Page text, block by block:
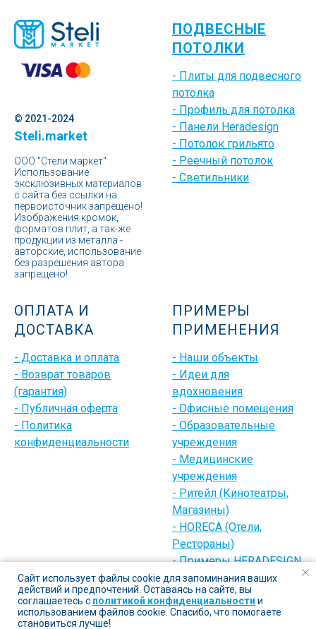
Плиты Профиль
Сайт использует файлы cookie для запоминания ваших
действий и предпочтений. Оставаясь на сайте, вы
соглашаетесь с политикой конфиденциальности и
использованием файлов cookie. Спасибо, что помогаете
становиться лучше!
© 2021-2024
Steli.market
ООО "Стели маркет"
Использование
эксклюзивных материалов
с сайта без ссылки на
первоисточник запрещено!
Изображения кромок,
форматов плит, а так-же
продукции из металла -
авторские, использование
без разрешения автора
запрещено!
ПОДВЕСНЫЕ
ПОТОЛКИ
- Плиты для подвесного
потолка
- Профиль для потолка
- Панели Heradesign
- Потолок грильято
- Реечный потолок
- Светильники
ОПЛАТА И
ДОСТАВКА
- Доставка и оплата
- Возврат товаров
(гарантия)
- Публичная оферта
- Политика
конфиденциальности
ПРИМЕРЫ
ПРИМЕНЕНИЯ
- Наши объекты
- Идеи для
вдохновения
- Офисные помещения
- Образовательные
учреждения
- Медицинские
учреждения
- Ритейл (Кинотеатры,
Магазины)
- HORECA (Отели,
Рестораны)
- Примеры HERADESIGN
(разное)